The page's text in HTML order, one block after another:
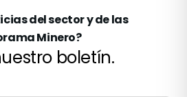
del sector y de las
Minero?
boletín.